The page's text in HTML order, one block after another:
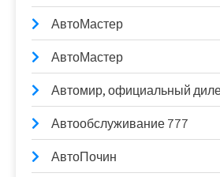
АвтоМастер
АвтоМастер
Автомир, официальный
Автообслуживание 777
АвтоПочин